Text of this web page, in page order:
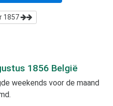
1857
1856 België
weekends voor de maand